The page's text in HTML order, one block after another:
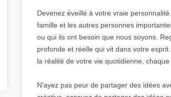
Devenez éveillé à votre vraie
famille et les autres personnes
ou qui ils ont besoin que nous soyons.
profonde et réelle qui vit dans votre
la réalité de votre vie quotidienne, chaque
N'ayez pas peur de partager des idées